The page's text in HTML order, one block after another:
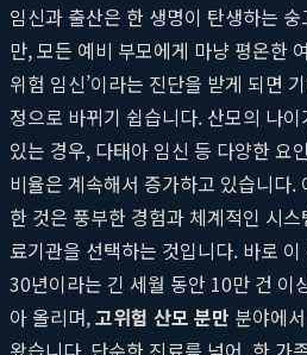
임신과 출산은 한 생명이 탄생하는
만, 모든 예비 부모에게 마냥 평온한
위험 임신’이라는 진단을 받게 되면
정으로 바뀌기 쉽습니다. 산모의 나
있는 경우, 다태아 임신 등 다양한 요
비율은 계속해서 증가하고 있습니다.
한 것은 풍부한 경험과 체계적인 시
료기관을 선택하는 것입니다. 바로 이
30년이라는 긴 세월 동안 10만 건 이
아 올리며,고위험 산모 분만 분야에